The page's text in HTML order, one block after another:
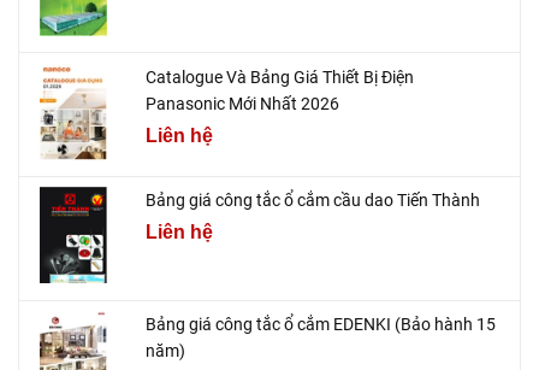
Catalogue Và Bảng Giá Thiết Bị Điện
Panasonic Mới Nhất 2026
Liên hệ
Bảng giá công tắc ổ cắm cầu dao Tiến Thành
Liên hệ
Bảng giá công tắc ổ cắm EDENKI (Bảo hành 15
năm)